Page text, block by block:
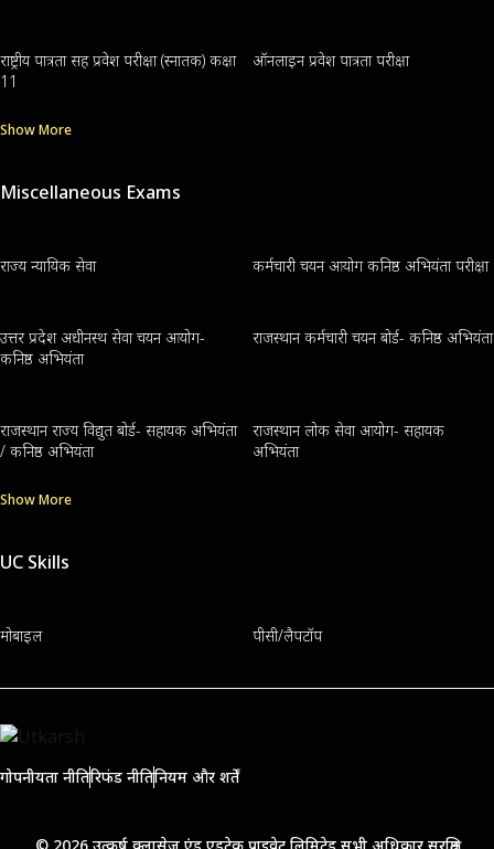
राष्ट्रीय पात्रता सह प्रवेश परीक्षा (स्नातक) कक्षा
11
ऑनलाइन प्रवेश पात्रता परीक्षा
Show More
Miscellaneous Exams
राज्य न्यायिक सेवा कर्मचारी चयन आयोग कनिष्ठ अभियंता परीक्षा
उत्तर प्रदेश अधीनस्थ सेवा चयन आयोग-
कनिष्ठ अभियंता
राजस्थान कर्मचारी चयन बोर्ड- कनिष्ठ अभियंता
राजस्थान राज्य विद्युत बोर्ड- सहायक अभियंता
/ कनिष्ठ अभियंता
राजस्थान लोक सेवा आयोग- सहायक
अभियंता
Show More
UC Skills
मोबाइल पीसी/लैपटॉप
गोपनीयता नीतिरिफंड नीतिनियम और शर्तें